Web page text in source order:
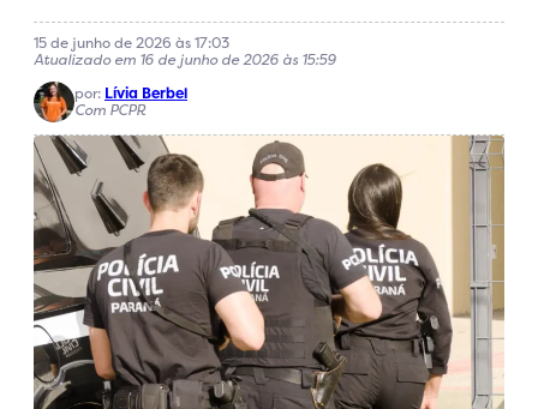
15 de junho de 2026 às 17:03
Atualizado em 16 de junho de 2026 às 15:59
por: Lívia Berbel
Com PCPR